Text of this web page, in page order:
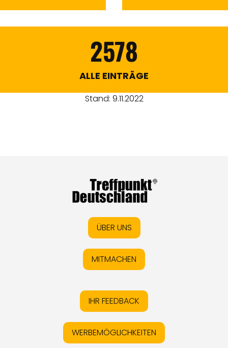
2578
ALLE EINTRÄGE
Stand: 9.11.2022
ÜBER UNS
MITMACHEN
IHR FEEDBACK
WERBEMÖGLICHKEITEN